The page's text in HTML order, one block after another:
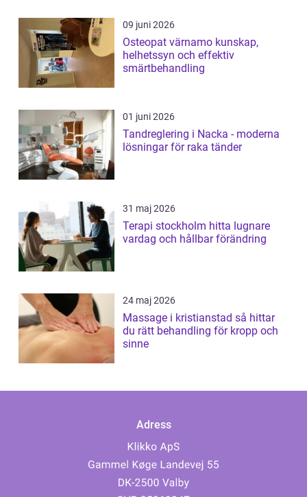
09 juni 2026
Osteopat värnamo kunskap,
helhetssyn och effektiv
smärtbehandling
01 juni 2026
Tandreglering i Nacka - moderna
lösningar för raka tänder
31 maj 2026
Terapi stockholm hitta lugnare
vardag och hållbar förändring
24 maj 2026
Massage i kristianstad så hittar
du rätt behandling för kropp och
sinne
Adress